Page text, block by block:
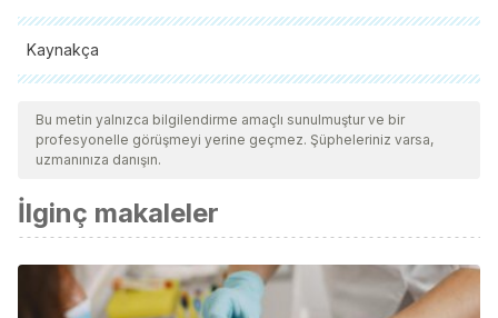
Kaynakça
Tüm alıntı yapılan kaynaklar, kalitelerini, güvenilirliklerini,
güncelliklerini ve geçerliliklerini sağlamak için ekibimiz
tarafından derinlemesine incelendi. Bu makalenin bibliyografisi
kabul edildi.
Fernandez, M., García, J. A. L., Iglesias, B. B., & Sevillano, E.
(1993). Fibra dietetica de toronja: producto natural sin
aditivos.Alimentaria: Revista de tecnología e higiene de los
Bu metin yalnızca bilgilendirme amaçlı sunulmuştur ve bir
profesyonelle görüşmeyi yerine geçmez. Şüpheleriniz varsa,
uzmanınıza danışın.
İlginç makaleler